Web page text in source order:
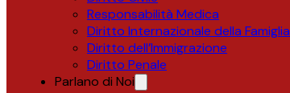
Responsabilità Medica
Diritto Internazionale della Famiglia
Diritto dell’Immigrazione
Diritto Penale
Parlano di Noi